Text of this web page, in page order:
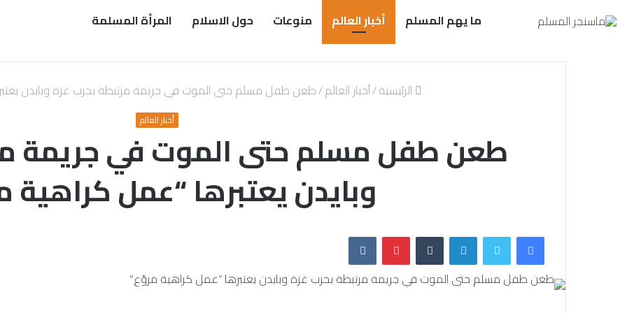
ما يهم المسلم أخبار العالم منوعات حول الاسلام المرأة المسلمة
الرئيسية/أخبار العالم/طعن طفل مسلم حتى الموت في جريمة مرتبطة بحرب غزة وبايدن
أخبار العالم
طعن طفل مسلم حتى الموت في جريمة
وبايدن يعتبرها “عمل كراهية
فيسبوكتويتر لينكدإن بينتيريست